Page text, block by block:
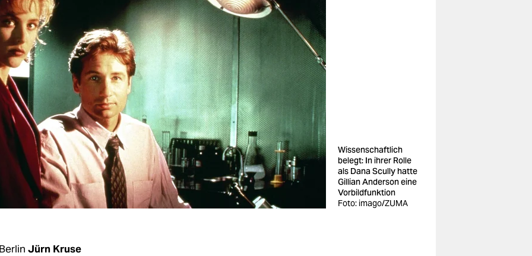
Wissenschaftlich
belegt: In ihrer Rolle
als Dana Scully hatte
Gillian Anderson eine
Vorbildfunktion
Foto: imago/ZUMA
Jürn Kruse